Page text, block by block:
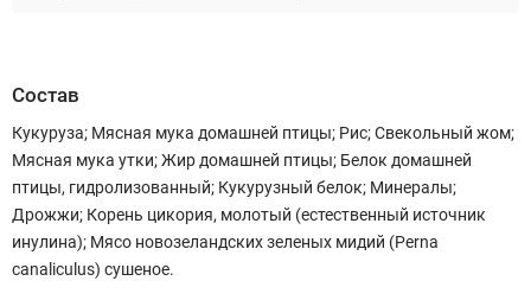
Состав
Кукуруза; Мясная мука домашней птицы; Рис; Свекольный жом;
Мясная мука утки; Жир домашней птицы; Белок домашней
птицы, гидролизованный; Кукурузный белок; Минералы;
Дрожжи; Корень цикория, молотый (естественный источник
инулина); Мясо новозеландских зеленых мидий (Perna
canaliculus) сушеное.